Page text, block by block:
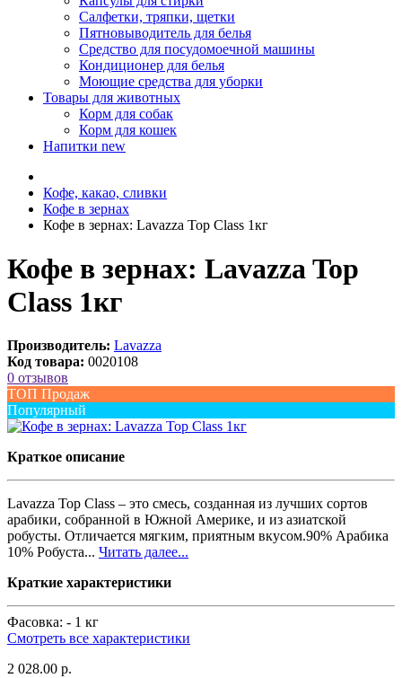
Салфетки, тряпки, щетки
Пятновыводитель для белья
Средство для посудомоечной машины
Кондиционер для белья
Моющие средства для уборки
Товары для животных
Корм для собак
Корм для кошек
Напитки new
Кофе, какао, сливки
Кофе в зернах
Кофе в зернах: Lavazza Top Class 1кг
Кофе в зернах: Lavazza Top
Class 1кг
Производитель: Lavazza
Код товара: 0020108
0 отзывов
ТОП Продаж
Популярный
Краткое описание
Lavazza Top Class – это смесь, созданная из лучших сортов
арабики, собранной в Южной Америке, и из азиатской
робусты. Отличается мягким, приятным вкусом.90% Арабика
10% Робуста... Читать далее...
Краткие характеристики
Фасовка: - 1 кг
Смотреть все характеристики
2 028.00 р.